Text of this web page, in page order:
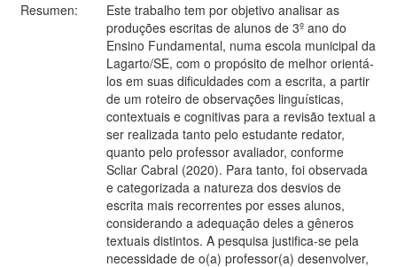
Resumen:
Este trabalho tem por objetivo analisar as
produções escritas de alunos de 3º ano do
Ensino Fundamental, numa escola municipal da
Lagarto/SE, com o propósito de melhor orientá-
los em suas dificuldades com a escrita, a partir
de um roteiro de observações linguísticas,
contextuais e cognitivas para a revisão textual a
ser realizada tanto pelo estudante redator,
quanto pelo professor avaliador, conforme
Scliar Cabral (2020). Para tanto, foi observada
e categorizada a natureza dos desvios de
escrita mais recorrentes por esses alunos,
considerando a adequação deles a gêneros
textuais distintos. A pesquisa justifica-se pela
necessidade de o(a) professor(a) desenvolver,